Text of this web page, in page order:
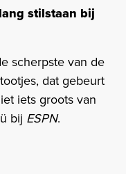
stilstaan bij
scherpste van de
dat gebeurt
iets groots van
bij ESPN.